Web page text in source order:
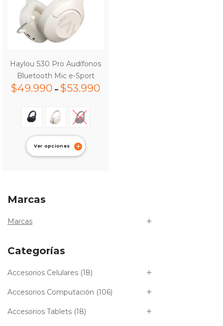
Haylou S30 Pro Audífonos
Bluetooth Mic e-Sport
$49.990 – $53.990
Ver opciones
Marcas
Marcas
Categorías
Accesorios Celulares (18)
Accesorios Computación (106)
Accesorios Tablets (18)